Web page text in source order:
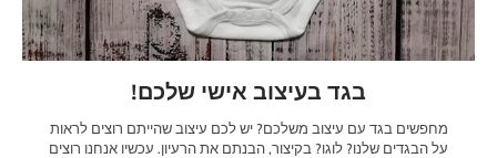
בגד בעיצוב אישי שלכם!
מחפשים בגד עם עיצוב משלכם? יש לכם עיצוב שהייתם רוצים לראות
על הבגדים שלנו? לוגו? בקיצור, הבנתם את הרעיון. עכשיו אנחנו רוצים